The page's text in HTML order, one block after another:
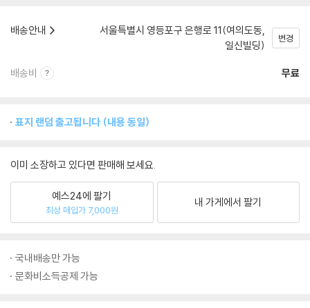
배송안내
서울특별시 영등포구 은행로 11(여의도동,
일신빌딩)
변경
배송비 무료
표지 랜덤 출고됩니다 (내용 동일)
이미 소장하고 있다면 판매해 보세요.
예스24에 팔기
최상 매입가 7,000원
내 가게에서 팔기
국내배송만 가능
문화비소득공제 가능